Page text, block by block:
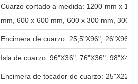
Cuarzo cortado a medida: 1200 mm x
mm, 600 x 600 mm, 600 x 300 mm, 300 x
Encimera de cuarzo: 25,5"X96", 26"X96",
Isla de cuarzo:96"X36", 76"X36",
Encimera de tocador de cuarzo: 25"X22",